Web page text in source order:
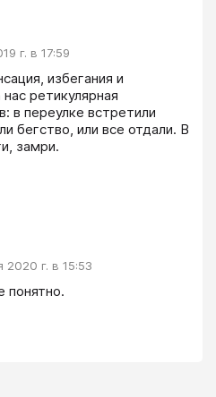
г. в 17:59
избегания и
ретикулярная
в переулке встретили
бегство, или все отдали. В
замри.
2020 г. в 15:53
понятно.